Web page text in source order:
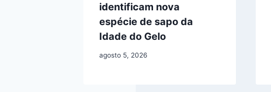
identificam nova
espécie de sapo da
Idade do Gelo
agosto 5, 2026